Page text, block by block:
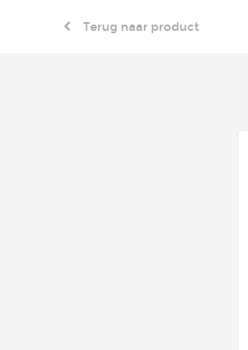
Terug naar product